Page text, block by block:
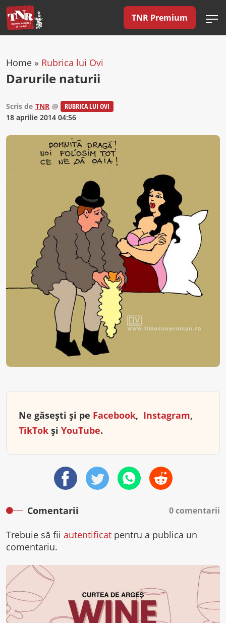
TNR Premium
Home » Rubrica lui Ovi
Darurile naturii
Scris de TNR @
RUBRICA LUI OVI
18 aprilie 2014 04:56
Ne găsești și pe Facebook, Instagram,
TikTok și YouTube.
Comentarii 0 comentarii
Trebuie să fii autentificat pentru a publica un
comentariu.